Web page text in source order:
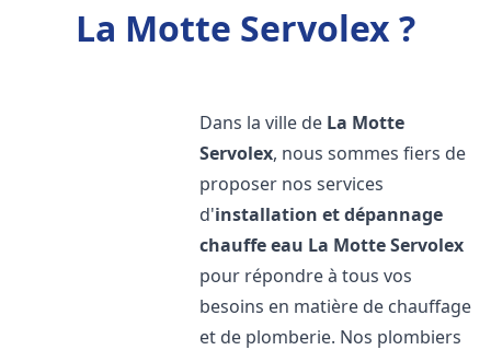
La Motte Servolex ?
Dans la ville de La Motte
Servolex, nous sommes fiers de
proposer nos services
d'installation et dépannage
chauffe eau La Motte Servolex
pour répondre à tous vos
besoins en matière de chauffage
et de plomberie. Nos plombiers